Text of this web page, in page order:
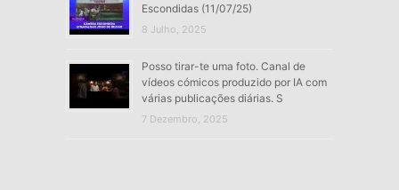
Escondidas (11/07/25)
8 Julho, 2025
Posso tirar-te uma foto. Canal de
vídeos cómicos produzido por IA com
várias publicações diárias. S
7 Dezembro, 2025